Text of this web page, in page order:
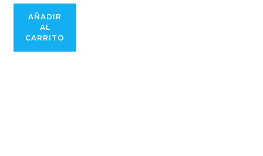
15.00$.
8.00$.
AÑADIR
AL
CARRITO